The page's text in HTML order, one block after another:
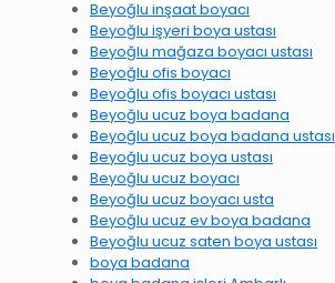
Beyoğlu inşaat boyacı
Beyoğlu işyeri boya ustası
Beyoğlu mağaza boyacı ustası
Beyoğlu ofis boyacı
Beyoğlu ofis boyacı ustası
Beyoğlu ucuz boya badana
Beyoğlu ucuz boya badana ustası
Beyoğlu ucuz boya ustası
Beyoğlu ucuz boyacı
Beyoğlu ucuz boyacı usta
Beyoğlu ucuz ev boya badana
Beyoğlu ucuz saten boya ustası
boya badana